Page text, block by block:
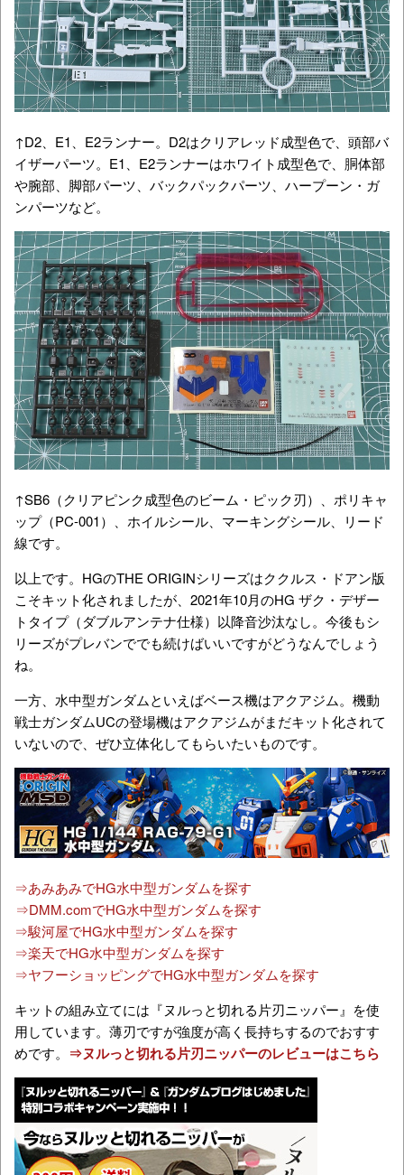
↑D2、E1、E2ランナー。D2はクリアレッド成型色で、頭部バ
イザーパーツ。E1、E2ランナーはホワイト成型色で、胴体部
や腕部、脚部パーツ、バックパックパーツ、ハープーン・ガ
ンパーツなど。
↑SB6（クリアピンク成型色のビーム・ピック刃）、ポリキャ
ップ（PC-001）、ホイルシール、マーキングシール、リード
線です。
以上です。HGのTHE ORIGINシリーズはククルス・ドアン版
こそキット化されましたが、2021年10月のHG ザク・デザー
トタイプ（ダブルアンテナ仕様）以降音沙汰なし。今後もシ
リーズがプレバンででも続けばいいですがどうなんでしょう
ね。
一方、水中型ガンダムといえばベース機はアクアジム。機動
戦士ガンダムUCの登場機はアクアジムがまだキット化されて
いないので、ぜひ立体化してもらいたいものです。
⇒あみあみでHG水中型ガンダムを探す
⇒DMM.comでHG水中型ガンダムを探す
⇒駿河屋でHG水中型ガンダムを探す
⇒楽天でHG水中型ガンダムを探す
⇒ヤフーショッピングでHG水中型ガンダムを探す
キットの組み立てには『ヌルっと切れる片刃ニッパー』を使
用しています。薄刃ですが強度が高く長持ちするのでおすす
めです。 ⇒ヌルっと切れる片刃ニッパーのレビューはこちら